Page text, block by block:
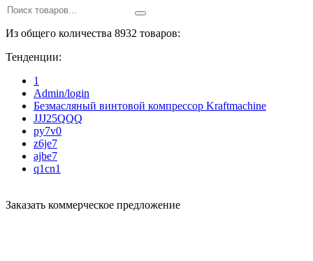
Из общего количества 8932 товаров:
Тенденции:
1
Admin/login
Безмасляный винтовой компрессор Kraftmaсhine
JJJ25QQQ
py7v0
z6je7
ajbe7
q1cn1
Заказать коммерческое предложение